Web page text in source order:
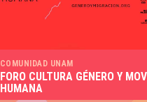
COMUNIDAD UNAM
FORO CULTURA GÉNERO Y
HUMANA